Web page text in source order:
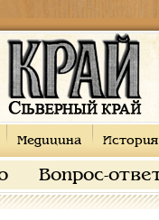
Медицина История
Вопрос-